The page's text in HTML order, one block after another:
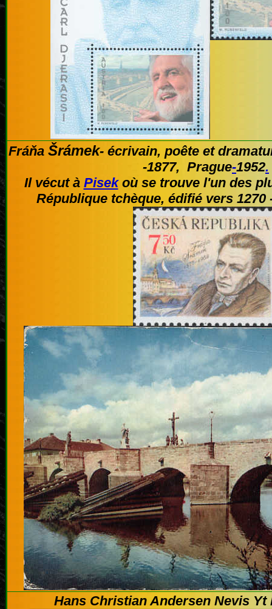
Fráňa Šrámek- écrivain, poête et
-1877, Prague-1952.
Il vécut à Pisekoù se trouve l'un des
République tchèque, édifié vers 1270
Hans Christian Andersen Nevis Yt